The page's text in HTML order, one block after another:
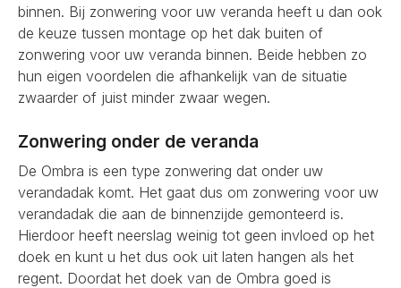
binnen. Bij zonwering voor uw veranda heeft u dan ook
de keuze tussen montage op het dak buiten of
zonwering voor uw veranda binnen. Beide hebben zo
hun eigen voordelen die afhankelijk van de situatie
zwaarder of juist minder zwaar wegen.
Zonwering onder de veranda
De Ombra is een type zonwering dat onder uw
verandadak komt. Het gaat dus om zonwering voor uw
verandadak die aan de binnenzijde gemonteerd is.
Hierdoor heeft neerslag weinig tot geen invloed op het
doek en kunt u het dus ook uit laten hangen als het
regent. Doordat het doek van de Ombra goed is